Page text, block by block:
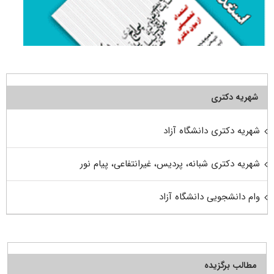
شهریه دکتری
شهریه دکتری دانشگاه آزاد
شهریه دکتری شبانه، پردیس، غیرانتفاعی، پیام نور
وام دانشجویی دانشگاه آزاد
مطالب برگزیده